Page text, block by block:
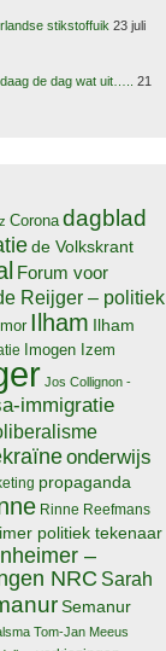
stikstoffuik 23 juli
de dag wat uit…..
21
Corona dagblad
de Volkskrant
Forum voor
Reijger – politiek
Ilham Ilham
Imogen Izem
Jos Collignon -
immigratie
onderwijs
propaganda
Rinne Reefmans
politiek tekenaar
–
NRC Sarah
Semanur
Tom-Jan Meeus